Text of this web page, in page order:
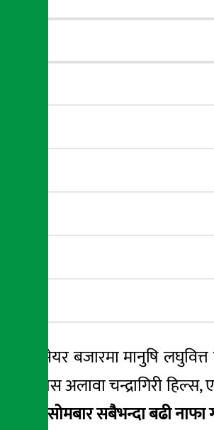
सेयर बजारमा मानुषि
हो । यस अलावा चन्द्रागिरी
हेर्नुहोस् सोमबार सबैभन्दा बढी